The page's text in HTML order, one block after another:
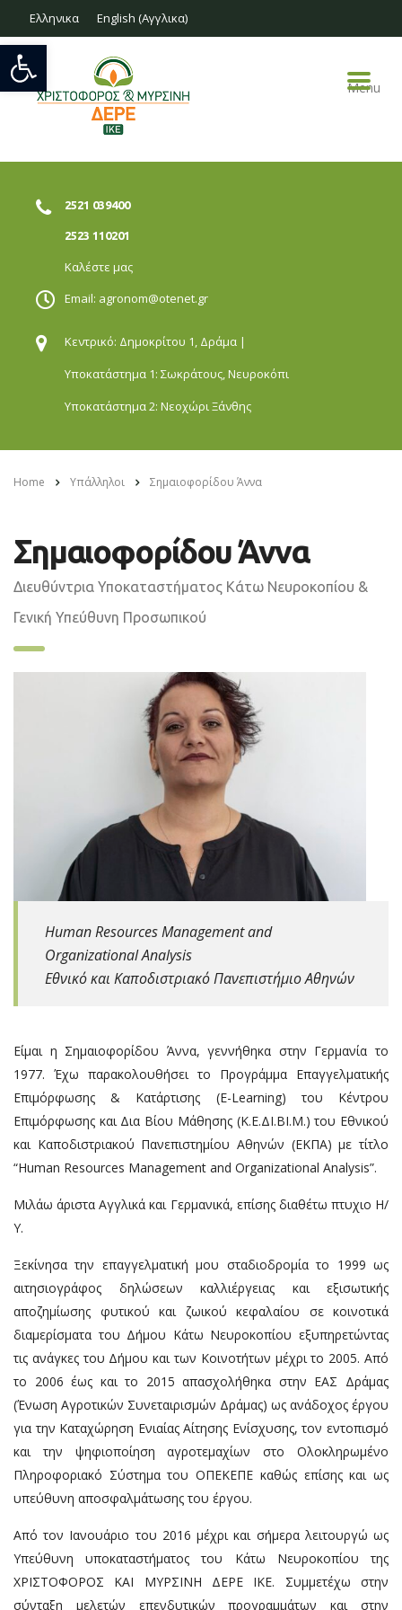
Ανοίξτε τη γραμμή εργαλείων
Ελληνικα English (Αγγλικα)
Menu
2521 039400
2523 110201
Καλέστε μας
Email: agronom@otenet.gr
Κεντρικό: Δημοκρίτου 1, Δράμα |
Υποκατάστημα 1: Σωκράτους,Νευροκόπι
Υποκατάστημα 2: ΝεοχώριΞάνθης
Home Υπάλληλοι Σημαιοφορίδου Άννα
Σημαιοφορίδου Άννα
Διευθύντρια Υποκαταστήματος Κάτω Νευροκοπίου &
Γενική Υπεύθυνη Προσωπικού
Human Resources Management and
Organizational Analysis
Εθνικό και Καποδιστριακό Πανεπιστήμιο Αθηνών
Είμαι η Σημαιοφορίδου Άννα, γεννήθηκα στην Γερμανία το
1977. Έχω παρακολουθήσει το Προγράμμα Επαγγελματικής
Επιμόρφωσης & Κατάρτισης (E-Learning) του Κέντρου
Επιμόρφωσης και Δια Βίου Μάθησης (Κ.Ε.ΔΙ.ΒΙ.Μ.) του Εθνικού
και Καποδιστριακού Πανεπιστημίου Αθηνών (ΕΚΠΑ) με τίτλο
“Human Resources Management and Organizational Analysis”.
Μιλάω άριστα Αγγλικά και Γερμανικά, επίσης διαθέτω πτυχιο Η/
Υ.
Ξεκίνησα την επαγγελματική μου σταδιοδρομία το 1999 ως
αιτησιογράφος δηλώσεων καλλιέργειας και εξισωτικής
αποζημίωσης φυτικού και ζωικού κεφαλαίου σε κοινοτικά
διαμερίσματα του Δήμου Κάτω Νευροκοπίου εξυπηρετώντας
τις ανάγκες του Δήμου και των Κοινοτήτων μέχρι το 2005. Από
το 2006 έως και το 2015 απασχολήθηκα στην ΕΑΣ Δράμας
(Ένωση Αγροτικών Συνεταιρισμών Δράμας) ως ανάδοχος έργου
για την Καταχώρηση Ενιαίας Αίτησης Ενίσχυσης, τον εντοπισμό
και την ψηφιοποίηση αγροτεμαχίων στο Ολοκληρωμένο
Πληροφοριακό Σύστημα του ΟΠΕΚΕΠΕ καθώς επίσης και ως
υπεύθυνη αποσφαλμάτωσης του έργου.
Από τον Ιανουάριο του 2016 μέχρι και σήμερα λειτουργώ ως
Υπεύθυνη υποκαταστήματος του Κάτω Νευροκοπίου της
ΧΡΙΣΤΟΦΟΡΟΣ ΚΑΙ ΜΥΡΣΙΝΗ ΔΕΡΕ ΙΚΕ. Συμμετέχω στην
σύνταξη μελετών επενδυτικών προγραμμάτων και στην